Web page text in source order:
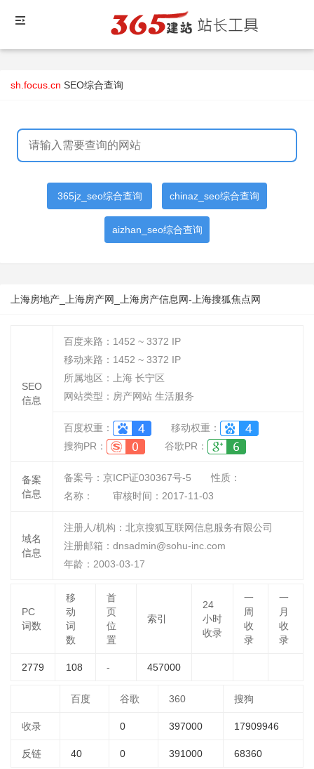
sh.focus.cn SEO综合查询
365jz_seo综合查询 chinaz_seo综合查询
aizhan_seo综合查询
上海房地产_上海房产网_上海房产信息网-上海搜狐焦点网
SEO
信息
百度来路： 1452 ~ 3372 IP
移动来路： 1452 ~ 3372 IP
所属地区：上海 长宁区
网站类型：房产网站 生活服务
百度权重：
移动权重：
搜狗PR：
谷歌PR：
备案
信息
备案号：京ICP证030367号-5
性质：
名称：
审核时间： 2017-11-03
域名
信息
注册人/机构：北京搜狐互联网信息服务有限公司
注册邮箱：dnsadmin@sohu-inc.com
年龄：2003-03-17
PC
词数
移
动
词
数
首
页
位
置
索引
24
小时
收录
一
周
收
录
一
月
收
录
2779 108 - 457000
百度 谷歌 360 搜狗
收录 0 397000 17909946
反链 40 0 391000 68360